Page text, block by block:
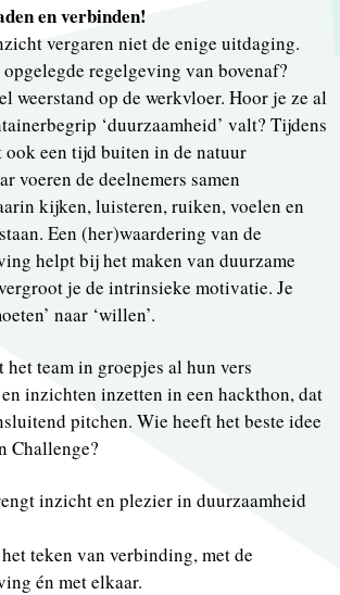
en verbinden!
vergaren niet de enige uitdaging.
regelgeving van bovenaf?
weerstand op de werkvloer. Hoor je ze al
‘duurzaamheid’ valt? Tijdens
ook een tijd buiten in de natuur
voeren de deelnemers samen
kijken, luisteren, ruiken, voelen en
Een (her)waardering van de
helpt bij het maken van duurzame
je de intrinsieke motivatie. Je
naar ‘willen’.
het team in groepjes al hun vers
inzichten inzetten in een hackthon, dat
pitchen. Wie heeft het beste idee
Challenge?
inzicht en plezier in duurzaamheid
teken van verbinding, met de
én met elkaar.